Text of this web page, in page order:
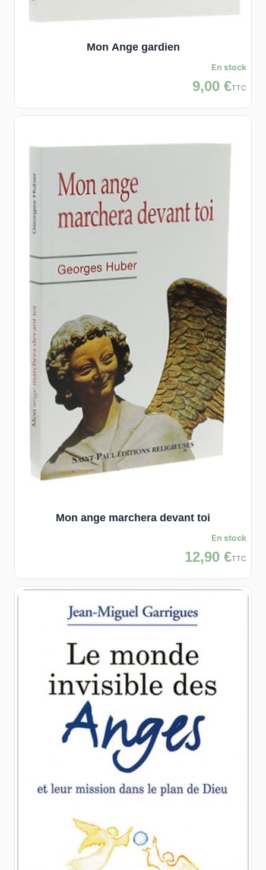
Mon Ange gardien
En stock
9,00 €TTC
Mon ange marchera devant toi
En stock
12,90 €TTC